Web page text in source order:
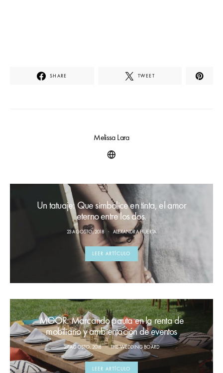
SHARE TWEET
Melissa Lara
Un tatuaje: Que simbolice en tinta, el amor
eterno entre los dos.
23 AGOSTO, 2018 ALEXANDRA HUERTA
LEER ARTÍCULO
MOOR: Marcando pauta en la renta de
mobiliario y ambientación de eventos
27 AGOSTO, 2018 THE WEDDING BOARD
LEER ARTÍCULO